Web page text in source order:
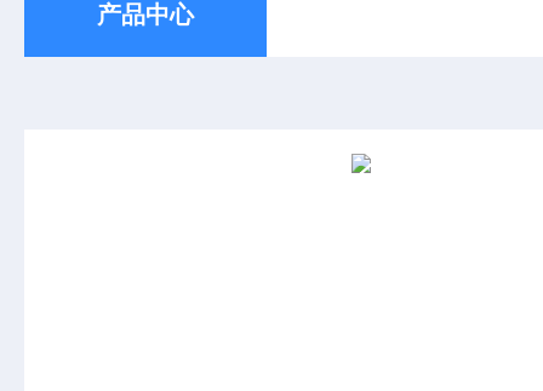
产品中心